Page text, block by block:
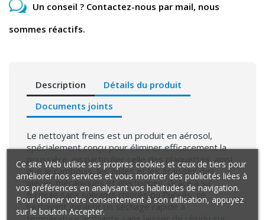
Un conseil ? Contactez-nous par mail, nous
sommes réactifs.
Description
Détails du produit
Documents joints
Le nettoyant freins est un produit en aérosol,
spécialement conçu pour éliminer efficacement la
poussière, en particulier celle des plaquettes, ainsi
que le cambouis, les huiles et les graisses des
pièces mécaniques et électriques. Grâce à sa
formule sans solvants chlorés ou fluorés, ce
nettoyant garantit un séchage rapide à
Ce site Web utilise ses propres cookies et ceux de tiers pour
améliorer nos services et vous montrer des publicités liées à
vos préférences en analysant vos habitudes de navigation.
Pour donner votre consentement à son utilisation, appuyez
sur le bouton Accepter.